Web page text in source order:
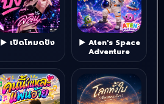
▶ เปิดโหมดปัง
▶ Aten's Space
Adventure